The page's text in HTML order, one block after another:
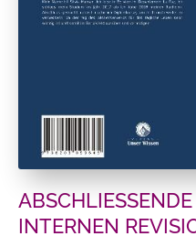
INTERNEN